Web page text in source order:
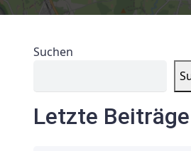
Suchen
Letzte Beiträge